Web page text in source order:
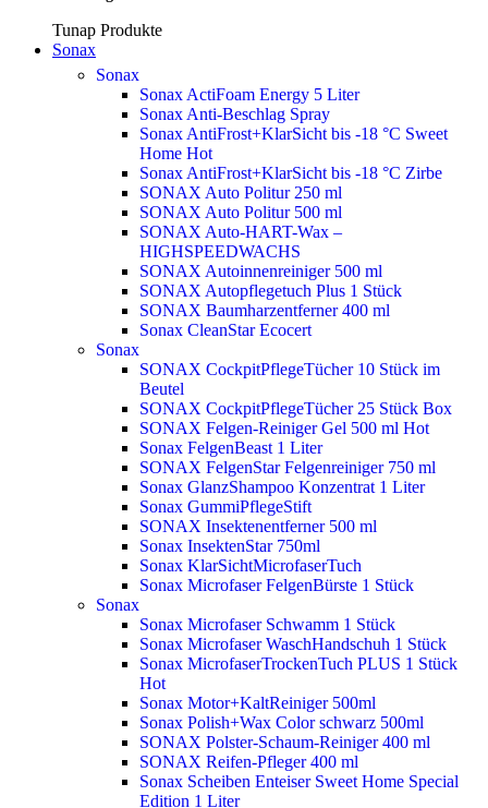
Tunap Produkte
Sonax
Sonax
Sonax ActiFoam Energy 5 Liter
Sonax Anti-Beschlag Spray
Sonax AntiFrost+KlarSicht bis -18 °C Sweet
Home Hot
Sonax AntiFrost+KlarSicht bis -18 °C Zirbe
SONAX Auto Politur 250 ml
SONAX Auto Politur 500 ml
SONAX Auto-HART-Wax –
HIGHSPEEDWACHS
SONAX Autoinnenreiniger 500 ml
SONAX Autopflegetuch Plus 1 Stück
SONAX Baumharzentferner 400 ml
Sonax CleanStar Ecocert
Sonax
SONAX CockpitPflegeTücher 10 Stück im
Beutel
SONAX CockpitPflegeTücher 25 Stück Box
SONAX Felgen-Reiniger Gel 500 ml Hot
Sonax FelgenBeast 1 Liter
SONAX FelgenStar Felgenreiniger 750 ml
Sonax GlanzShampoo Konzentrat 1 Liter
Sonax GummiPflegeStift
SONAX Insektenentferner 500 ml
Sonax InsektenStar 750ml
Sonax KlarSichtMicrofaserTuch
Sonax Microfaser FelgenBürste 1 Stück
Sonax
Sonax Microfaser Schwamm 1 Stück
Sonax Microfaser WaschHandschuh 1 Stück
Sonax MicrofaserTrockenTuch PLUS 1 Stück
Hot
Sonax Motor+KaltReiniger 500ml
Sonax Polish+Wax Color schwarz 500ml
SONAX Polster-Schaum-Reiniger 400 ml
SONAX Reifen-Pfleger 400 ml
Sonax Scheiben Enteiser Sweet Home Special
Edition 1 Liter